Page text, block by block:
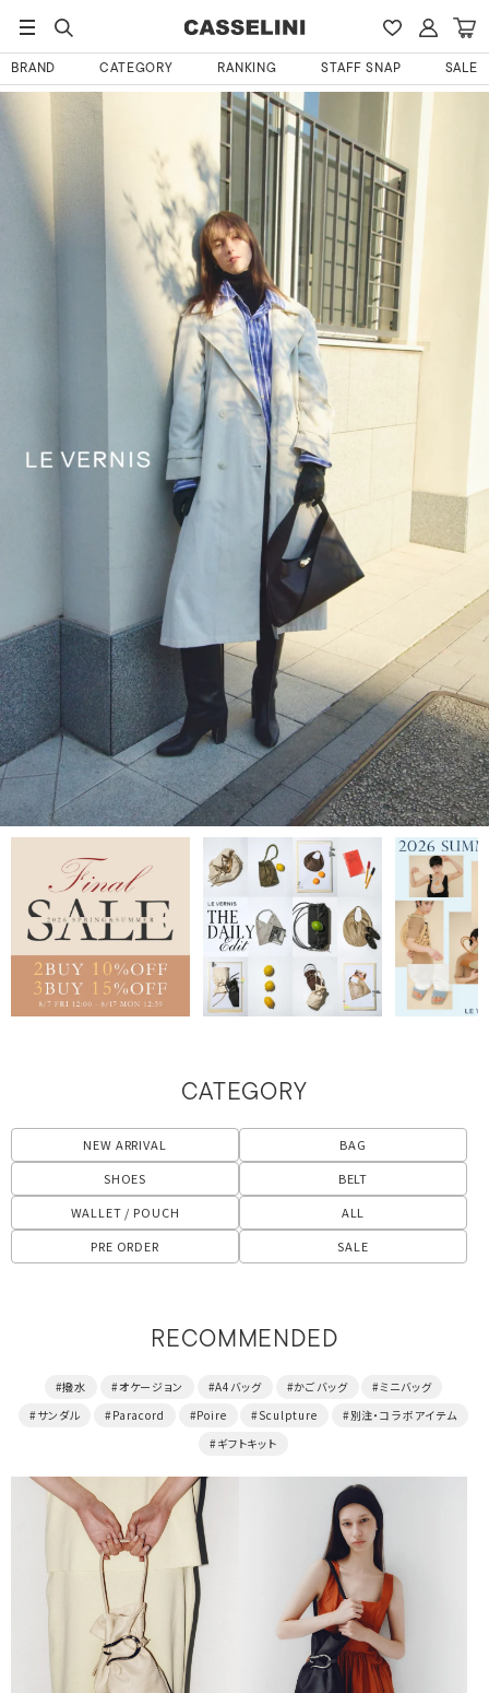
BRAND CATEGORY RANKING STAFF SNAP SALE
CATEGORY
NEW ARRIVAL
BAG
SHOES
BELT
WALLET / POUCH
ALL
PRE ORDER
SALE
RECOMMENDED
#撥水 #オケージョン #A4バッグ #かごバッグ
#ミニバッグ
#サンダル
#Paracord #Poire #Sculpture
#別注・コラボアイテム
#ギフトキット